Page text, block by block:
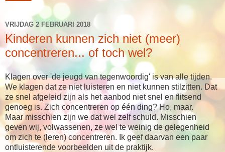
VRIJDAG 2 FEBRUARI 2018
Kinderen kunnen zich niet (meer)
concentreren... of toch wel?
Klagen over 'de jeugd van tegenwoordig' is van alle tijden.
We klagen dat ze niet luisteren en niet kunnen stilzitten. Dat
ze snel afgeleid zijn als het aanbod niet snel en flitsend
genoeg is. Zich concentreren op één ding? Ho, maar.
Maar misschien zijn we dat wel zelf schuld. Misschien
geven wij, volwassenen, ze wel te weinig de gelegenheid
om zich te (leren) concentreren. Ik geef daarvan een paar
ontluisterende voorbeelden uit de praktijk.